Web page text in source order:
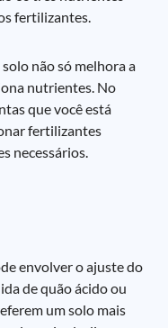
fertilizantes.
não só melhora a
nutrientes. No
que você está
fertilizantes
necessários.
envolver o ajuste do
de quão ácido ou
um solo mais